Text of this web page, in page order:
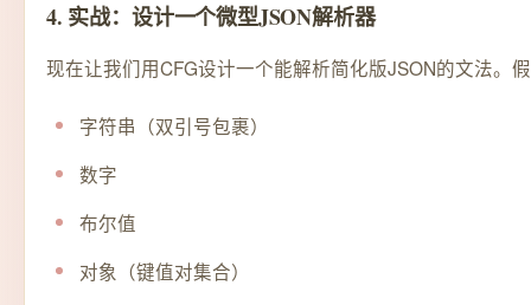
4. 实战：设计一个微型JSON解析器
现在让我们用CFG设计一个能解析简化版JSON的文法。
字符串（双引号包裹）
数字
布尔值
对象（键值对集合）